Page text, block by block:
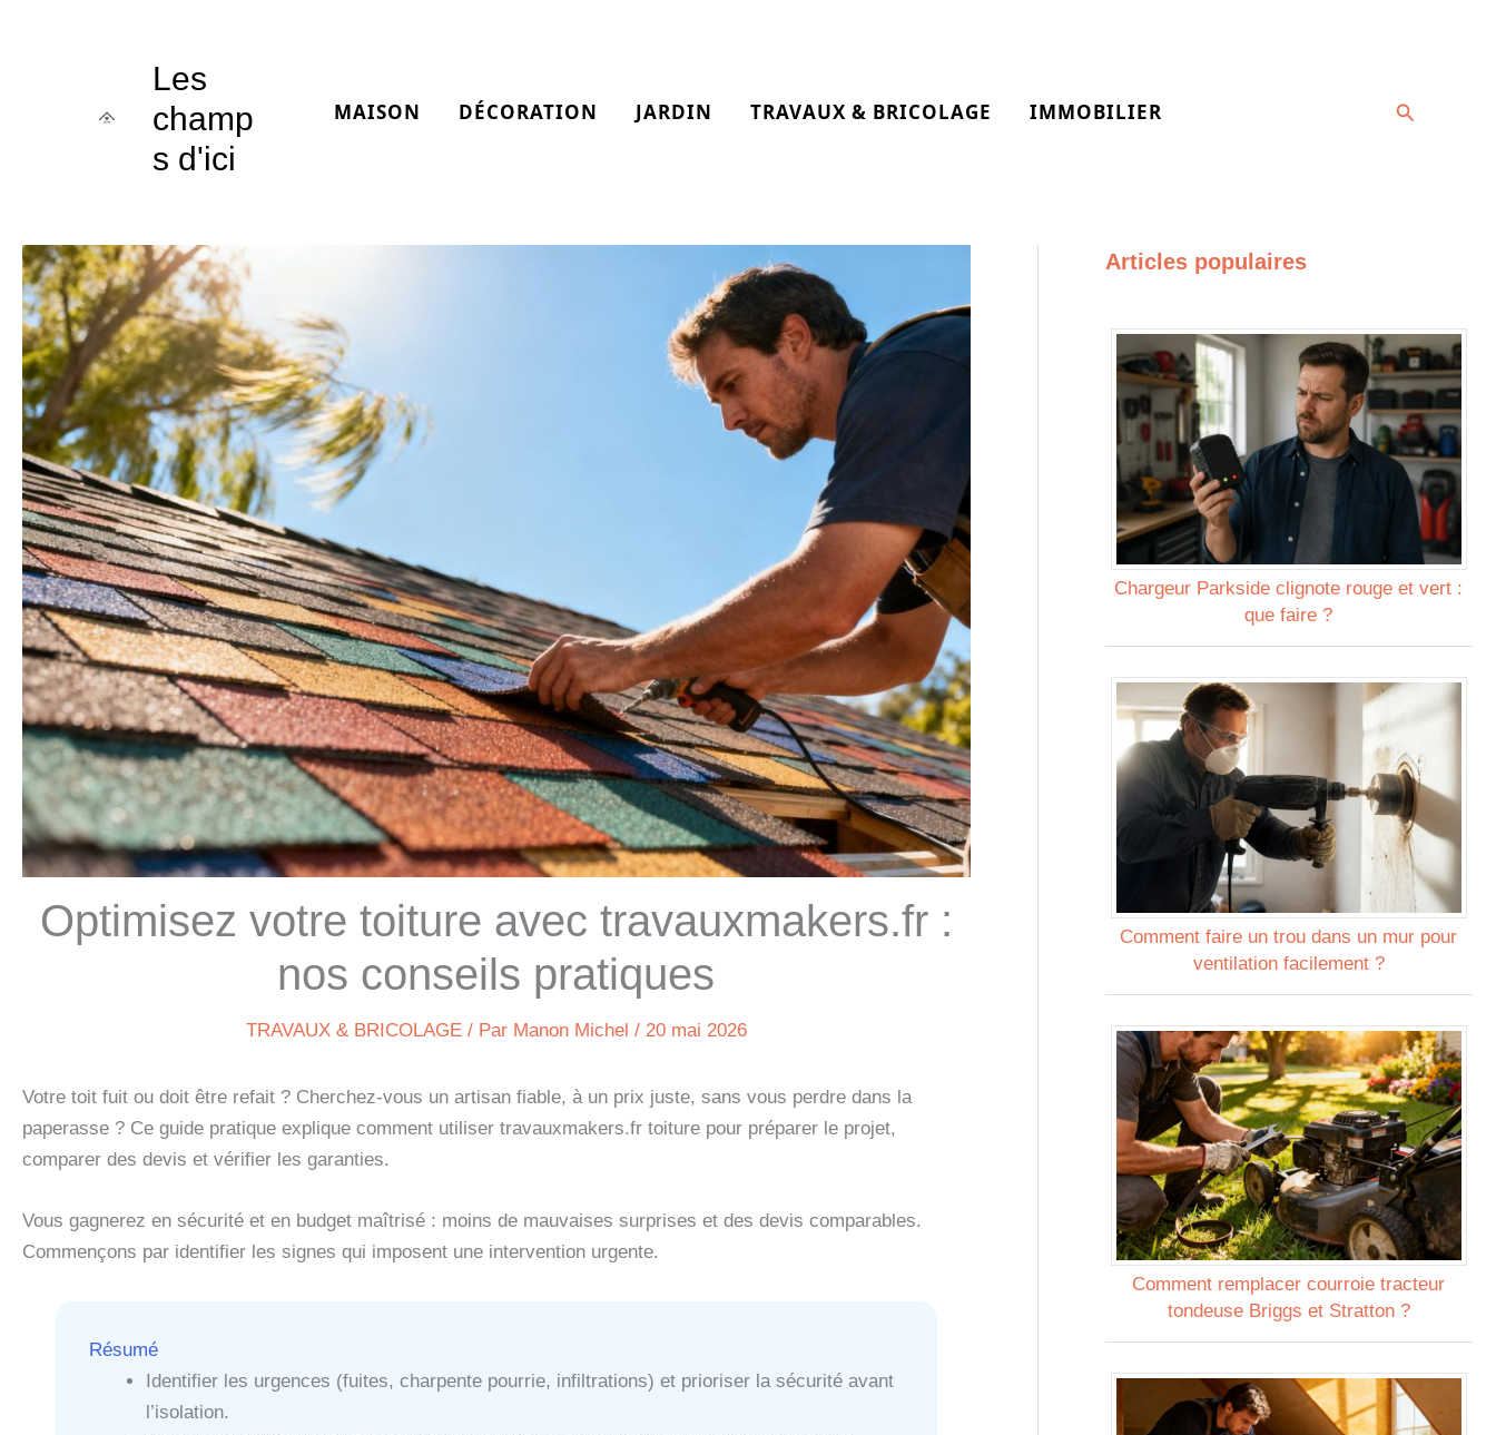
Les
champ
s d'ici
MAISON DÉCORATION JARDIN TRAVAUX & BRICOLAGE IMMOBILIER
Optimisez votre toiture avec travauxmakers.fr :
nos conseils pratiques
TRAVAUX & BRICOLAGE/ Par Manon Michel / 20 mai 2026
Votre toit fuit ou doit être refait ? Cherchez-vous un artisan fiable, à un prix juste, sans vous perdre dans la
paperasse ? Ce guide pratique explique comment utiliser travauxmakers.fr toiture pour préparer le projet,
comparer des devis et vérifier les garanties.
Vous gagnerez en sécurité et en budget maîtrisé : moins de mauvaises surprises et des devis comparables.
Commençons par identifier les signes qui imposent une intervention urgente.
Résumé
Identifier les urgences (fuites, charpente pourrie, infiltrations) et prioriser la sécurité avant
l’isolation.
Articles populaires
Chargeur Parkside clignote rouge et vert :
que faire ?
Comment faire un trou dans un mur pour
ventilation facilement ?
Comment remplacer courroie tracteur
tondeuse Briggs et Stratton ?